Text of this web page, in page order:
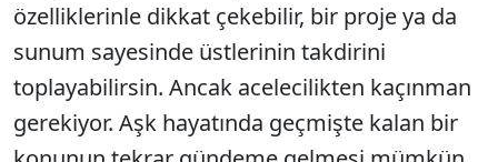
özelliklerinle dikkat çekebilir, bir proje ya da
sunum sayesinde üstlerinin takdirini
toplayabilirsin. Ancak acelecilikten kaçınman
gerekiyor. Aşk hayatında geçmişte kalan bir